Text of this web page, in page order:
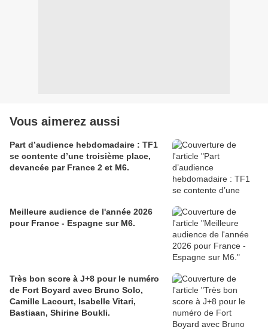
Vous aimerez aussi
Part d’audience hebdomadaire : TF1
se contente d’une troisième place,
devancée par France 2 et M6.
Meilleure audience de l'année 2026
pour France - Espagne sur M6.
Très bon score à J+8 pour le numéro
de Fort Boyard avec Bruno Solo,
Camille Lacourt, Isabelle Vitari,
Bastiaan, Shirine Boukli.